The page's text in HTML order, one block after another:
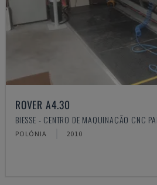
ROVER A4.30
BIESSE - CENTRO DE MAQUINAÇÃO CNC
POLÓNIA 2010